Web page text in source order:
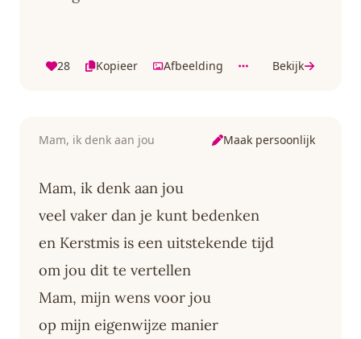
28 Kopieer Afbeelding Bekijk
Mam, ik denk aan jou Maak persoonlijk
Mam, ik denk aan jou
veel vaker dan je kunt bedenken
en Kerstmis is een uitstekende tijd
om jou dit te vertellen
Mam, mijn wens voor jou
op mijn eigenwijze manier